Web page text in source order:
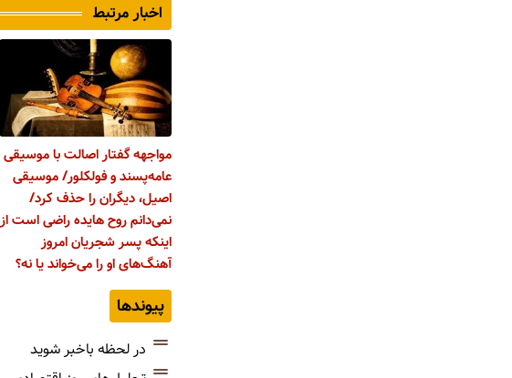
اخبار مرتبط
مواجهه گفتار اصالت با موسیقی
عامه‌پسند و فولکلور/ موسیقی
اصیل، دیگران را حذف کرد/
نمی‌دانم روح هایده راضی است از
اینکه پسر شجریان امروز
آهنگ‌های او را می‌خواند یا نه؟
پیوندها
در لحظه باخبر شوید